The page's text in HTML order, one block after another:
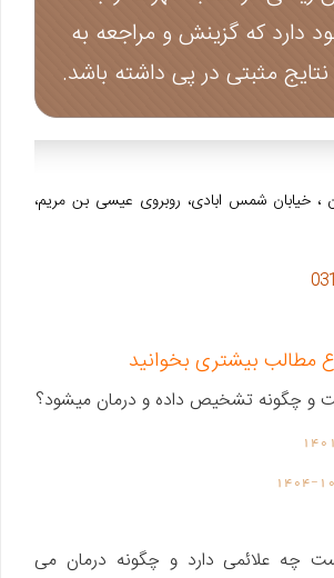
دارد که گزینش و مراجعه به
نتایج مثبتی در پی داشته باشد.
خیابان شمس ابادی، روبروی عیسی بن مریم،
مطالب بیشتری بخوانید
چگونه تشخیص داده و درمان میشود؟
1404-
چه علائمی دارد و چگونه درمان می